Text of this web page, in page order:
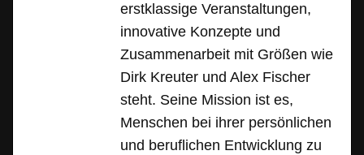
erstklassige Veranstaltungen,
innovative Konzepte und
Zusammenarbeit mit Größen wie
Dirk Kreuter und Alex Fischer
steht. Seine Mission ist es,
Menschen bei ihrer persönlichen
und beruflichen Entwicklung zu